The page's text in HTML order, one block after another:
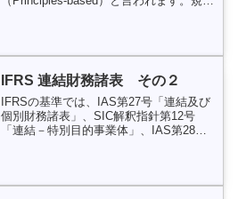
IFRS 連結財務諸表 その２
IFRSの基準では、IAS第27号「連結及び
個別財務諸表」、SIC解釈指針第12号
「連結－特別目的事業体」、IAS第28号
IFR...